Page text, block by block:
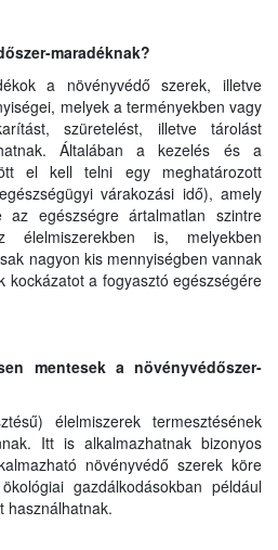
maradéknak?
a növényvédő szerek, illetve
melyek a terményekben vagy
szüretelést, illetve tárolást
Általában a kezelés és a
el kell telni egy meghatározott
várakozási idő), amely
egészségre ártalmatlan szintre
élelmiszerekben is, melyekben
nagyon kis mennyiségben vannak
kockázatot a fogyasztó egészségére
mentesek a növényvédőszer-
élelmiszerek termesztésének
Itt is alkalmazhatnak bizonyos
növényvédő szerek köre
gazdálkodásokban például
használhatnak.